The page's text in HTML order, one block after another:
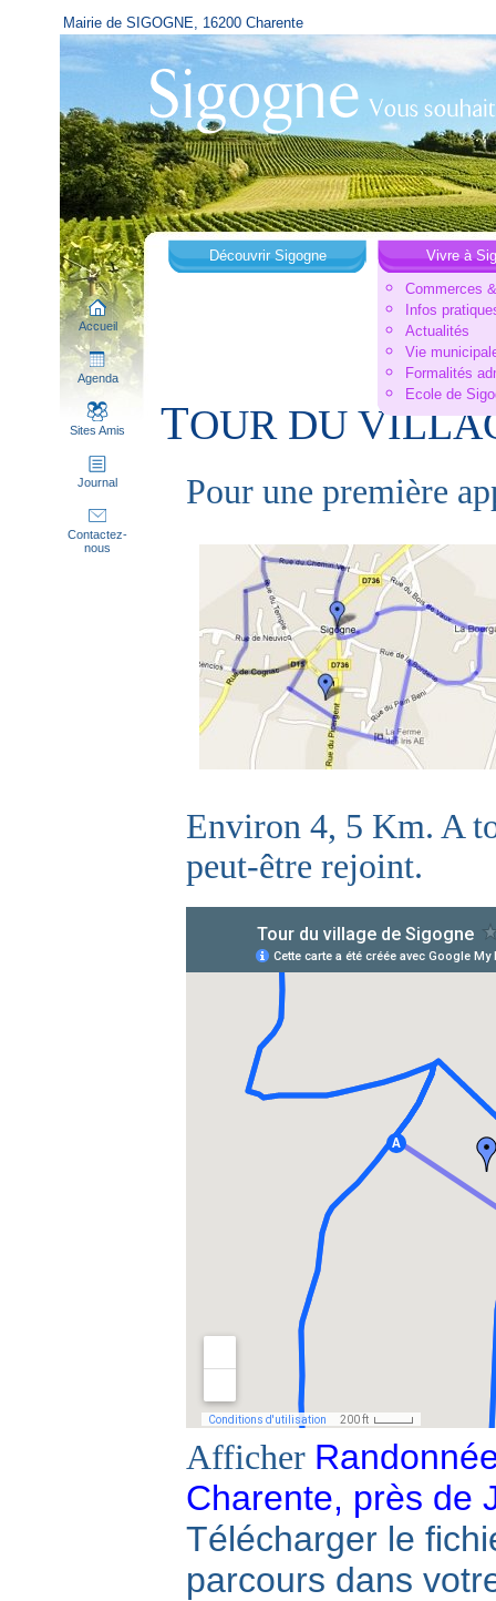
Mairie de SIGOGNE, 16200 Charente
Accueil
Agenda
Sites Amis
Journal
Contactez-
nous
Découvrir Sigogne
Vivre à
Commerces
Infos
Actualités
Vie
Formalités
Ecole de
TOUR DU
Pour une première
Environ 4, 5 Km. A
peut-être rejoint.
Afficher
Charente, près de
Télécharger le
parcours dans